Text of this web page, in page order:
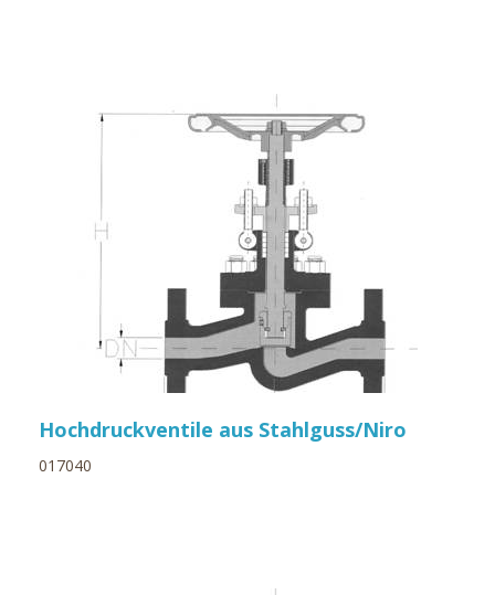
Hochdruckventile aus Stahlguss/Niro
017040